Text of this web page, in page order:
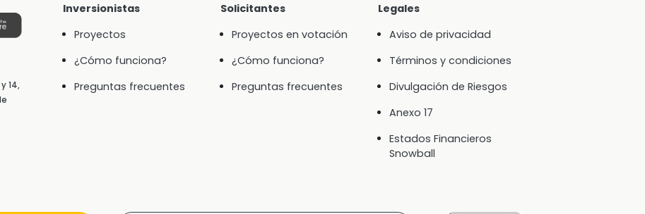
14,
Inversionistas
Proyectos
¿Cómo funciona?
Preguntas frecuentes
Solicitantes
Proyectos en votación
¿Cómo funciona?
Preguntas frecuentes
Legales
Aviso de privacidad
Términos y condiciones
Divulgación de Riesgos
Anexo 17
Estados Financieros
Snowball